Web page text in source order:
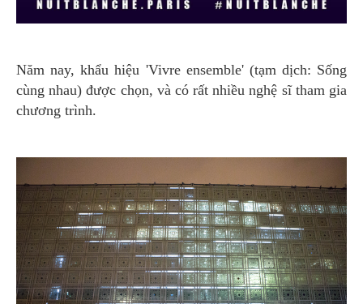
Năm nay, khẩu hiệu 'Vivre ensemble' (tạm dịch: Sống
cùng nhau) được chọn, và có rất nhiều nghệ sĩ tham gia
chương trình.